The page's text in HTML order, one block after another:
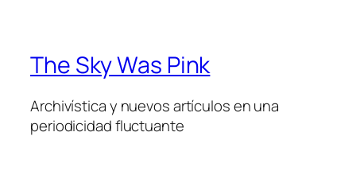
The Sky Was Pink
Archivística y nuevos artículos en una
periodicidad fluctuante